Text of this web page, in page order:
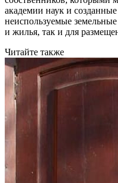
академии наук и
неиспользуемые земельные
и жилья, так и для
Читайте также